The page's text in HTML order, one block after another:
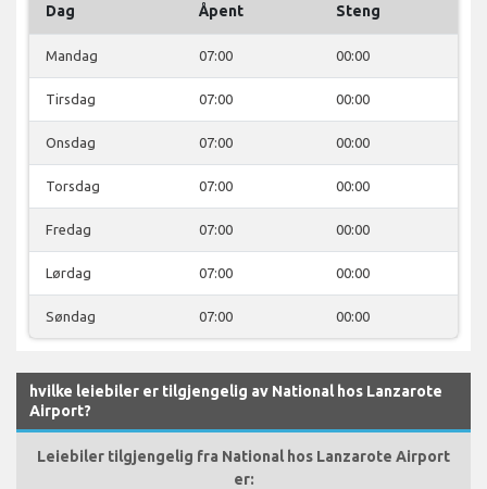
Dag Åpent Steng
Mandag 07:00 00:00
Tirsdag 07:00 00:00
Onsdag 07:00 00:00
Torsdag 07:00 00:00
Fredag 07:00 00:00
Lørdag 07:00 00:00
Søndag 07:00 00:00
hvilke leiebiler er tilgjengelig av National hos Lanzarote
Airport?
Leiebiler tilgjengelig fra National hos Lanzarote Airport
er: